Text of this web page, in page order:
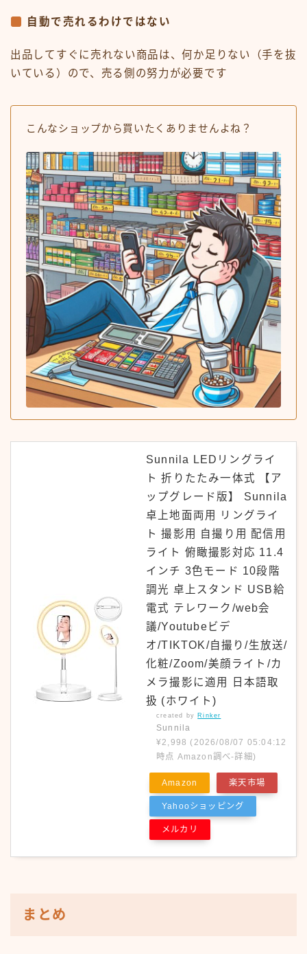
自動で売れるわけではない
出品してすぐに売れない商品は、何か足りない（手を抜
いている）ので、売る側の努力が必要です
こんなショップから買いたくありませんよね？
Sunnila LEDリングライ
ト 折りたたみ一体式 【ア
ップグレード版】 Sunnila
卓上地面両用 リングライ
ト 撮影用 自撮り用 配信用
ライト 俯瞰撮影対応 11.4
インチ 3色モード 10段階
調光 卓上スタンド USB給
電式 テレワーク/web会
議/Youtubeビデ
オ/TIKTOK/自撮り/生放送/
化粧/Zoom/美顔ライト/カ
メラ撮影に適用 日本語取
扱 (ホワイト)
created by Rinker
Sunnila
¥2,998 (2026/08/07 05:04:12
時点 Amazon調べ-詳細)
Amazon 楽天市場
Yahooショッピング
メルカリ
まとめ